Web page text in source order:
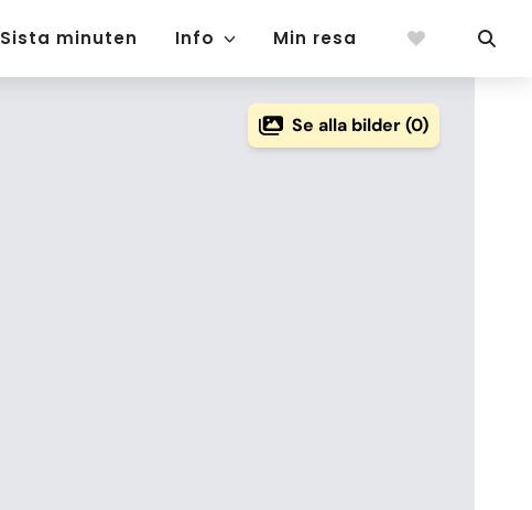
Sista minuten Info Min resa
Se alla bilder (0)